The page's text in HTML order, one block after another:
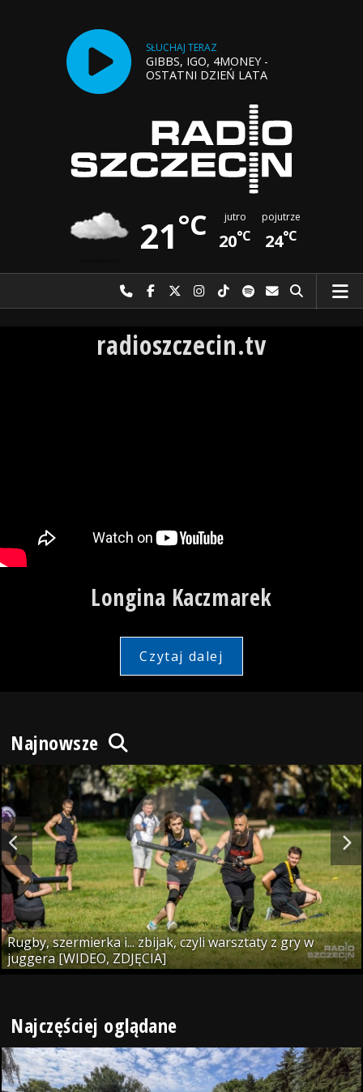
SŁUCHAJ TERAZ
GIBBS, IGO, 4MONEY -
OSTATNI DZIEŃ LATA
21°C jutro
20°C
pojutrze
24°C
Najlepiej po prostu do nas zadzwoń
Odwiedź nas na Facebook-u
Odwiedź nas na X
Odwiedź nas na Instagram-ie
Odwiedź nas na TikTok-u
Szukaj nas na Spotify
Wyślij do nas
Szukaj
radioszczecin.tv
Longina Kaczmarek
Czytaj dalej
Najnowsze
Rugby, szermierka i... zbijak, czyli warsztaty z gry w
juggera [WIDEO, ZDJĘCIA]
Najczęściej oglądane